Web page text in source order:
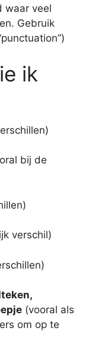
waar veel
Gebruik
ik
bij de
verschil)
(vooral als
om op te